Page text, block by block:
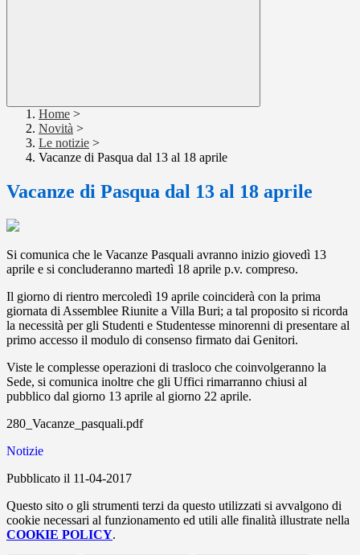
Home >
Novità >
Le notizie >
Vacanze di Pasqua dal 13 al 18 aprile
Vacanze di Pasqua dal 13 al 18 aprile
Si comunica che le Vacanze Pasquali avranno inizio giovedì 13
aprile e si concluderanno martedì 18 aprile p.v. compreso.
Il giorno di rientro mercoledì 19 aprile coinciderà con la prima
giornata di Assemblee Riunite a Villa Buri; a tal proposito si ricorda
la necessità per gli Studenti e Studentesse minorenni di presentare al
primo accesso il modulo di consenso firmato dai Genitori.
Viste le complesse operazioni di trasloco che coinvolgeranno la
Sede, si comunica inoltre che gli Uffici rimarranno chiusi al
pubblico dal giorno 13 aprile al giorno 22 aprile.
280_Vacanze_pasquali.pdf
Notizie
Pubblicato il 11-04-2017
Questo sito o gli strumenti terzi da questo utilizzati si avvalgono di
cookie necessari al funzionamento ed utili alle finalità illustrate nella
COOKIE POLICY.